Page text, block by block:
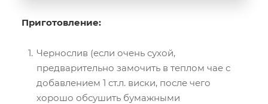
Приготовление:
Чернослив (если очень сухой,
предварительно замочить в теплом чае с
добавлением 1 ст.л. виски, после чего
хорошо обсушить бумажными